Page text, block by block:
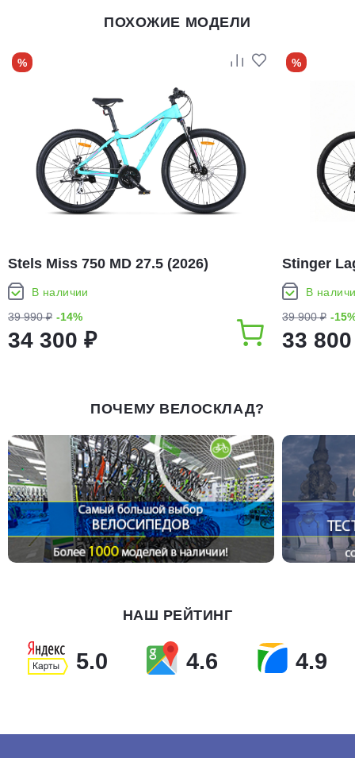
ПОХОЖИЕ МОДЕЛИ
%
Stels Miss 750 MD 27.5 (2026)
В наличии
39 990 ₽ -14%
34 300 ₽
%
Stinger
В
39 900 ₽ -
33
ПОЧЕМУ ВЕЛОСКЛАД?
НАШ РЕЙТИНГ
5.0 4.6 4.9